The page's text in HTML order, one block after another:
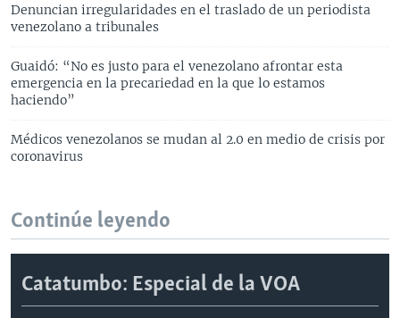
Denuncian irregularidades en el traslado de un periodista
venezolano a tribunales
Guaidó: “No es justo para el venezolano afrontar esta
emergencia en la precariedad en la que lo estamos
haciendo”
Médicos venezolanos se mudan al 2.0 en medio de crisis por
coronavirus
Continúe leyendo
Catatumbo: Especial de la VOA